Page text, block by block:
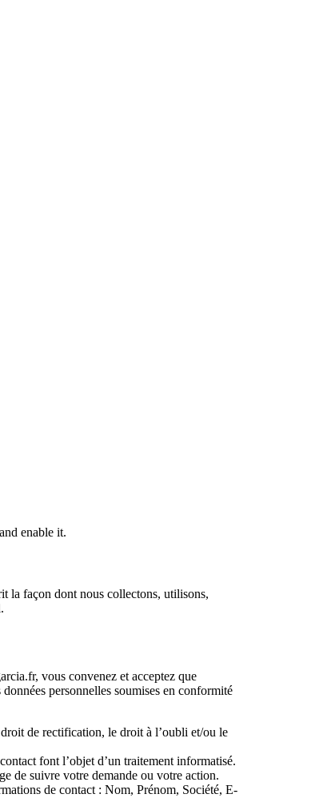
enable it.
la façon dont nous collectons, utilisons,
vous convenez et acceptez que
personnelles soumises en conformité
de rectification, le droit à l’oubli et/ou le
font l’objet d’un traitement informatisé.
de suivre votre demande ou votre action.
de contact : Nom, Prénom, Société, E-